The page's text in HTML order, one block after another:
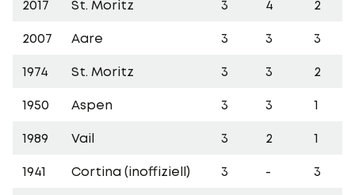
2017 St. Moritz 3 4 2
2007 Aare 3 3 3
1974 St. Moritz 3 3 2
1950 Aspen 3 3 1
1989 Vail 3 2 1
1941 Cortina (inoffiziell) 3 - 3